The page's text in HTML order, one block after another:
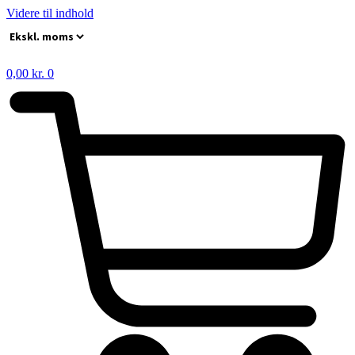
Videre til indhold
0,00 kr. 0